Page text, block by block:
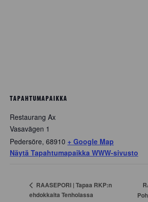
TAPAHTUMAPAIKKA
Restaurang Ax
Vasavägen 1
Pedersöre, 68910 + Google Map
Näytä Tapahtumapaikka WWW-sivusto
RAASEPORI | Tapaa RKP:n
ehdokkaita Tenholassa